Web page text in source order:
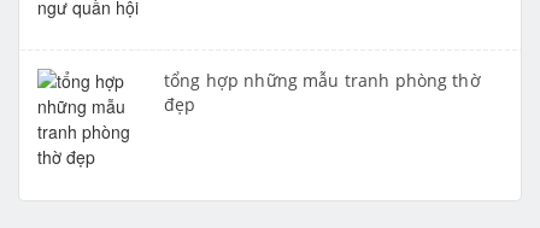
tổng hợp những mẫu tranh phòng thờ
đẹp